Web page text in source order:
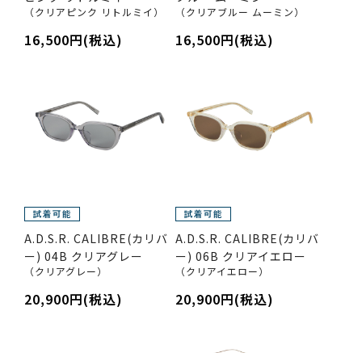
（クリアピンク リトルミイ）
16,500円(税込)
（クリアブルー ムーミン）
16,500円(税込)
A.D.S.R. CALIBRE(カリバ
ー) 04B クリアグレー
（クリアグレー）
20,900円(税込)
A.D.S.R. CALIBRE(カリバ
ー) 06B クリアイエロー
（クリアイエロー）
20,900円(税込)